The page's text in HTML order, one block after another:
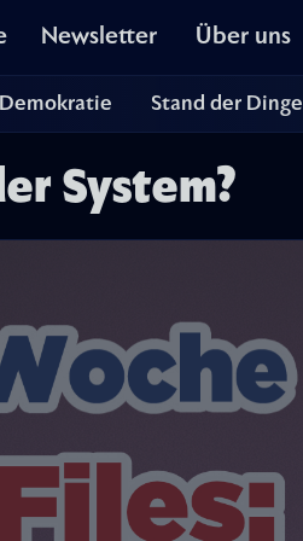
Newsletter Über uns
Demokratie Stand der Dinge
System?